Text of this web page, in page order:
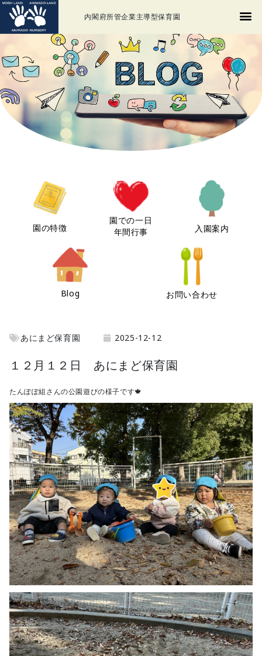
内閣府所管企業主導型保育園
園の特徴
園での一日
年間行事
入園案内
Blog お問い合わせ
あにまど保育園 2025-12-12
１２月１２日 あにまど保育園
たんぽぽ組さんの公園遊びの様子です🍁